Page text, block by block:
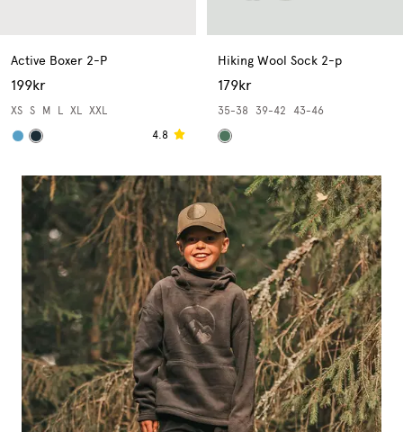
Active Boxer 2-P
199kr
XS S M L XL XXL
4.8
Hiking Wool Sock 2-p
179kr
35-38 39-42 43-46